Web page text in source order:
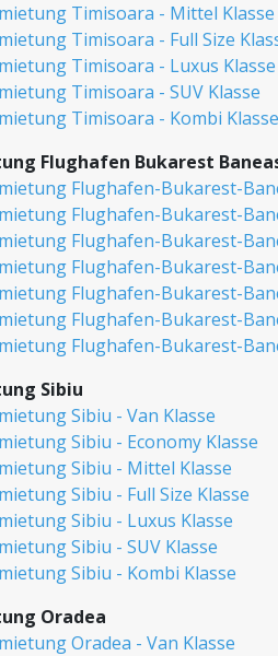
Timisoara - Mittel Klasse
Timisoara - Full Size
Timisoara - Luxus Klasse
Timisoara - SUV Klasse
Timisoara - Kombi Klasse
Flughafen Bukarest
Flughafen-Bukarest-
Flughafen-Bukarest-
Flughafen-Bukarest-
Flughafen-Bukarest-
Flughafen-Bukarest-
Flughafen-Bukarest-
Flughafen-Bukarest-
Sibiu
Sibiu - Van Klasse
Sibiu - Economy Klasse
Sibiu - Mittel Klasse
Sibiu - Full Size Klasse
Sibiu - Luxus Klasse
Sibiu - SUV Klasse
Sibiu - Kombi Klasse
Oradea
Oradea - Van Klasse